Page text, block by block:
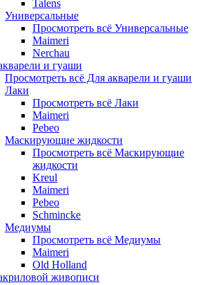
Talens
Универсальные
Просмотреть всё Универсальные
Maimeri
Nerchau
и гуаши
Просмотреть всё Для акварели и гуаши
Лаки
Просмотреть всё Лаки
Maimeri
Pebeo
Маскирующие жидкости
Просмотреть всё Маскирующие
жидкости
Kreul
Maimeri
Pebeo
Schmincke
Медиумы
Просмотреть всё Медиумы
Maimeri
Old Holland
живописи